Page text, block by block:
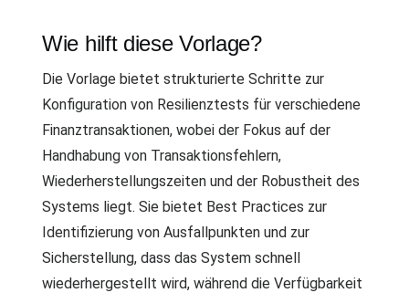
Wie hilft diese Vorlage?
Die Vorlage bietet strukturierte Schritte zur
Konfiguration von Resilienztests für verschiedene
Finanztransaktionen, wobei der Fokus auf der
Handhabung von Transaktionsfehlern,
Wiederherstellungszeiten und der Robustheit des
Systems liegt. Sie bietet Best Practices zur
Identifizierung von Ausfallpunkten und zur
Sicherstellung, dass das System schnell
wiederhergestellt wird, während die Verfügbarkeit